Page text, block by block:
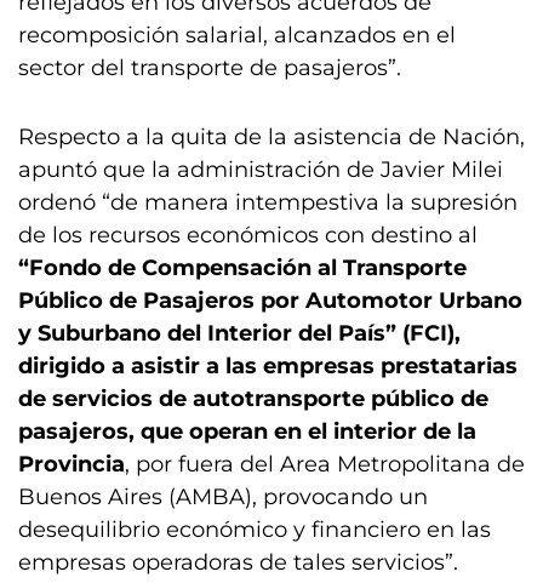
recomposición salarial, alcanzados en el
sector del transporte de pasajeros”.
Respecto a la quita de la asistencia de Nación,
apuntó que la administración de Javier Milei
ordenó “de manera intempestiva la supresión
de los recursos económicos con destino al
“Fondo de Compensación al Transporte
Público de Pasajeros por Automotor Urbano
y Suburbano del Interior del País” (FCI),
dirigido a asistir a las empresas prestatarias
de servicios de autotransporte público de
pasajeros, que operan en el interior de la
Provincia, por fuera del Area Metropolitana de
Buenos Aires (AMBA), provocando un
desequilibrio económico y financiero en las
empresas operadoras de tales servicios”.